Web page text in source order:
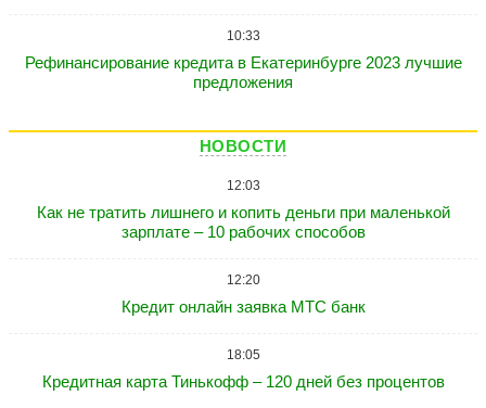
10:33
Рефинансирование кредита в Екатеринбурге 2023 лучшие
предложения
НОВОСТИ
12:03
Как не тратить лишнего и копить деньги при маленькой
зарплате – 10 рабочих способов
12:20
Кредит онлайн заявка МТС банк
18:05
Кредитная карта Тинькофф – 120 дней без процентов